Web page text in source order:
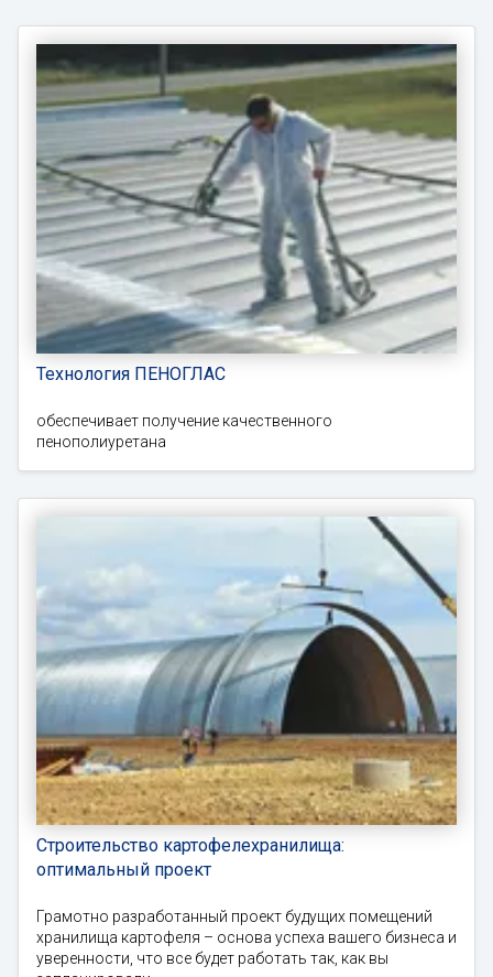
Технология ПЕНОГЛАС
обеспечивает получение качественного
пенополиуретана
Строительство картофелехранилища:
оптимальный проект
Грамотно разработанный проект будущих помещений
хранилища картофеля – основа успеха вашего бизнеса и
уверенности, что все будет работать так, как вы